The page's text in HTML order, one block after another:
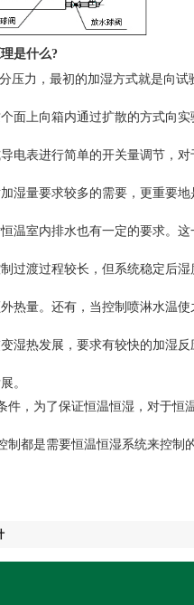
是什么?
压力，最初的加湿方式就是向
面上向箱内通过扩散的方式向
电表进行简单的开关量调节，
湿量要求较多的需要，更重要
温室内排水也有一定的要求。
过渡过程较长，但系统稳定后
热量。还有，当控制喷淋水温
热发展，要求有较快的加湿反
展。
，为了保证恒温恒湿，对于恒
制都是需要恒温恒湿系统来控制